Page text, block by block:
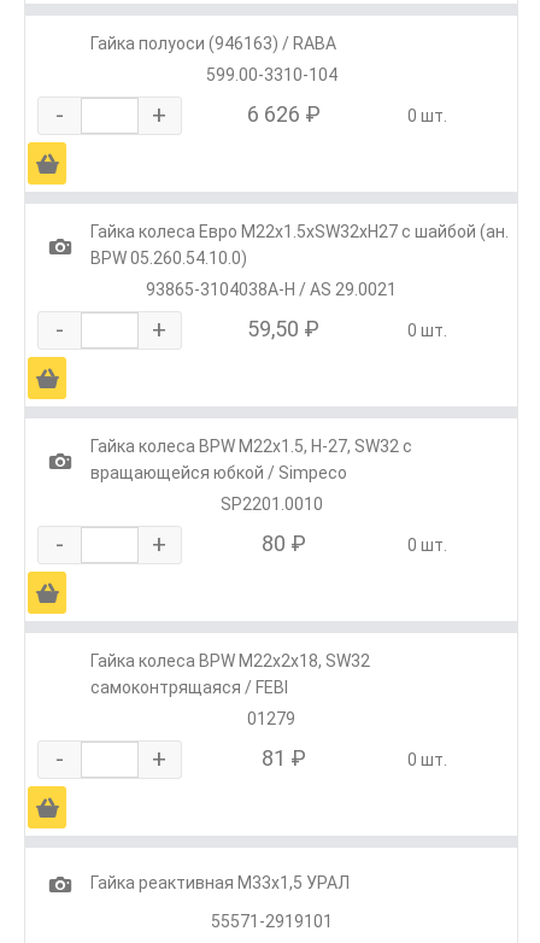
Гайка полуоси (946163) / RABA
599.00-3310-104
- + 6 626 ₽ 0 шт.
Ä
1
Гайка колеса Евро М22х1.5хSW32хH27 с шайбой (ан.
BPW 05.260.54.10.0)
93865-3104038A-H / AS 29.0021
- + 59,50 ₽ 0 шт.
Ä
1
Гайка колеса BPW М22х1.5, H-27, SW32 с
вращающейся юбкой / Simpeco
SP2201.0010
- + 80 ₽ 0 шт.
Ä
Гайка колеса BPW М22х2х18, SW32
самоконтрящаяся / FEBI
01279
- + 81 ₽ 0 шт.
Ä
1
Гайка реактивная М33х1,5 УРАЛ
55571-2919101